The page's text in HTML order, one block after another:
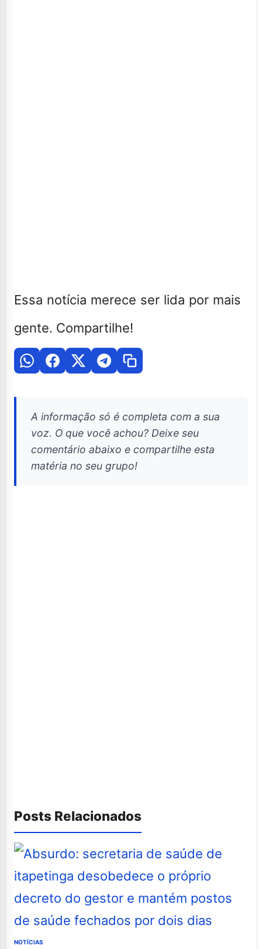
Essa notícia merece ser lida por mais
gente. Compartilhe!
A informação só é completa com a sua
voz. O que você achou? Deixe seu
comentário abaixo e compartilhe esta
matéria no seu grupo!
Posts Relacionados
NOTÍCIAS